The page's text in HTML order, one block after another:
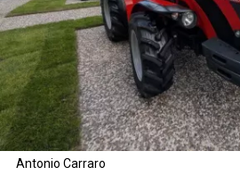
Antonio Carraro